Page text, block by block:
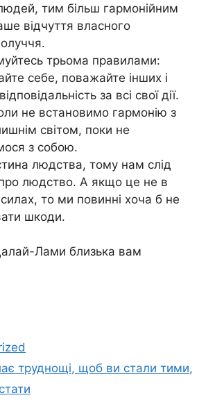
тим більш гармонійним
відчуття власного
трьома правилами:
себе, поважайте інших і
за всі свої дії.
не встановимо гармонію з
світом, поки не
з собою.
людства, тому нам слід
людство. А якщо це не в
то ми повинні хоча б не
шкоди.
Лами близька вам
труднощі, щоб ви стали тими,